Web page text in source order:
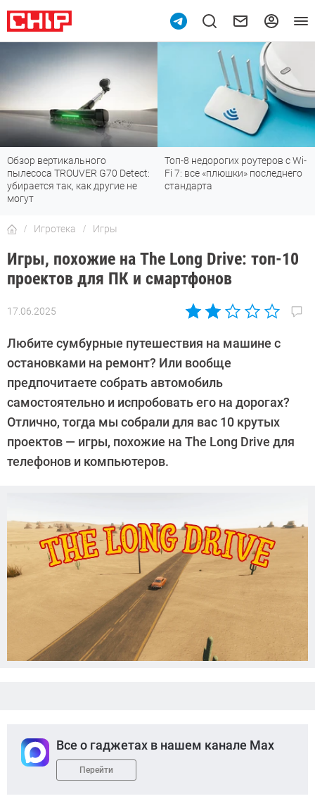
Топ-8 недорогих роутеров с Wi-
Fi 7: все «плюшки» последнего
стандарта
7 мессенджеров, которые
отлично работают в России
Игротека Игры
Игры, похожие на The Long Drive: топ-10
проектов для ПК и смартфонов
17.06.2025
Автор:
Забубенин
Любите сумбурные путешествия на машине с
остановками на ремонт? Или вообще
предпочитаете собрать автомобиль
самостоятельно и испробовать его на дорогах?
Отлично, тогда мы собрали для вас 10 крутых
проектов — игры, похожие на The Long Drive для
телефонов и компьютеров.
Все о гаджетах в нашем канале Max
Перейти